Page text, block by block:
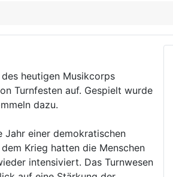
heutigen Musikcorps
Turnfesten auf. Gespielt wurde
dazu.
Jahr einer demokratischen
Krieg hatten die Menschen
intensiviert. Das Turnwesen